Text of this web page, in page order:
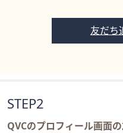
友だち
STEP2
QVCのプロフィール画面